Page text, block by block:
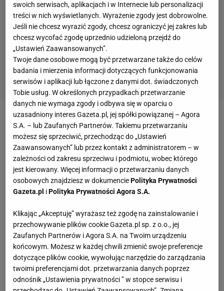
Zobacz wideoKamery są prawie wszędzie. "Świątek
będzie musiała się tłumaczyć"
Przegrana byłego lidera rankingu jest o tyle
zaskakująca, że wydawało się, iż wraca do dobrej
formy. Niedawno doszedł pierwszy raz w tym
sezonie do finału, przegrywając w bezpośrednim
meczu o tytuł w Miami z Jakubem Mensikiem.
Przed startem turnieju w Monako Djoković
tłumaczył, dlaczego nie kończy kariery, mimo że w
maju będzie miał już 38 lat. - Czuję, że wciąż mam
swoich serwisach, aplikacjach i w Internecie lub personalizacji
treści w nich wyświetlanych. Wyrażenie zgody jest dobrowolne.
Jeśli nie chcesz wyrazić zgody, chcesz ograniczyć jej zakres lub
chcesz wycofać zgodę uprzednio udzieloną przejdź do
„Ustawień Zaawansowanych”.
Twoje dane osobowe mogą być przetwarzane także do celów
badania i mierzenia informacji dotyczących funkcjonowania
serwisów i aplikacji lub łączone z danymi dot. świadczonych
Tobie usług. W określonych przypadkach przetwarzanie
danych nie wymaga zgody i odbywa się w oparciu o
uzasadniony interes Gazeta.pl, jej spółki powiązanej – Agora
S.A. – lub Zaufanych Partnerów. Takiemu przetwarzaniu
możesz się sprzeciwić, przechodząc do „Ustawień
Zaawansowanych” lub przez kontakt z administratorem – w
zależności od zakresu sprzeciwu i podmiotu, wobec którego
jest kierowany. Więcej informacji o przetwarzaniu danych
osobowych znajdziesz w dokumenciePolityka Prywatności
Gazeta.pl iPolityka Prywatności Agora S.A.
Klikając „Akceptuję” wyrażasz też zgodę na zainstalowanie i
przechowywanie plików cookie Gazeta.pl sp. z o.o., jej
Zaufanych Partnerów i Agora S.A. na Twoim urządzeniu
końcowym. Możesz w każdej chwili zmienić swoje preferencje
dotyczące plików cookie, wywołując narzędzie do zarządzania
twoimi preferencjami dot. przetwarzania danych poprzez
odnośnik „Ustawienia prywatności ” w stopce serwisu i